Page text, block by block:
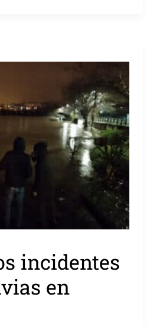
incidentes
en